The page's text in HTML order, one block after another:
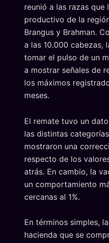
reunió a las razas que
productivo de la
Brangus y Brahman.
a las 10.000 cabezas,
tomar el pulso de un
a mostrar señales de
los máximos
meses.
El remate tuvo un
las distintas
mostraron una
respecto de los
atrás. En cambio, la
un comportamiento
cercanas al 1%.
En términos simples,
hacienda que se